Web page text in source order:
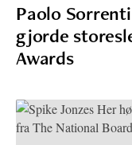
Paolo
gjorde
Awards